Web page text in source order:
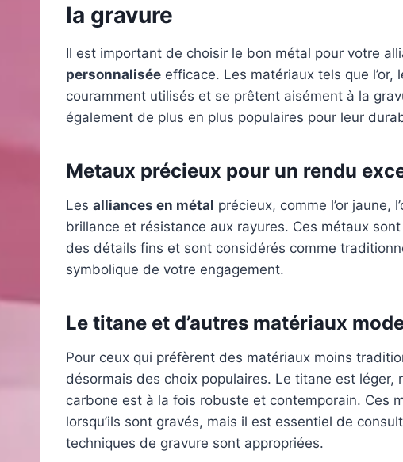
la gravure
Il est important de choisir le bon métal pour votre
personnalisée efficace. Les matériaux tels que l’or,
couramment utilisés et se prêtent aisément à la
également de plus en plus populaires pour leur
Metaux précieux pour un rendu
Les alliances en métal précieux, comme l’or jaune,
brillance et résistance aux rayures. Ces métaux
des détails fins et sont considérés comme
symbolique de votre engagement.
Le titane et d’autres matériaux
Pour ceux qui préfèrent des matériaux moins
désormais des choix populaires. Le titane est
carbone est à la fois robuste et contemporain. Ces
lorsqu’ils sont gravés, mais il est essentiel de
techniques de gravure sont appropriées.